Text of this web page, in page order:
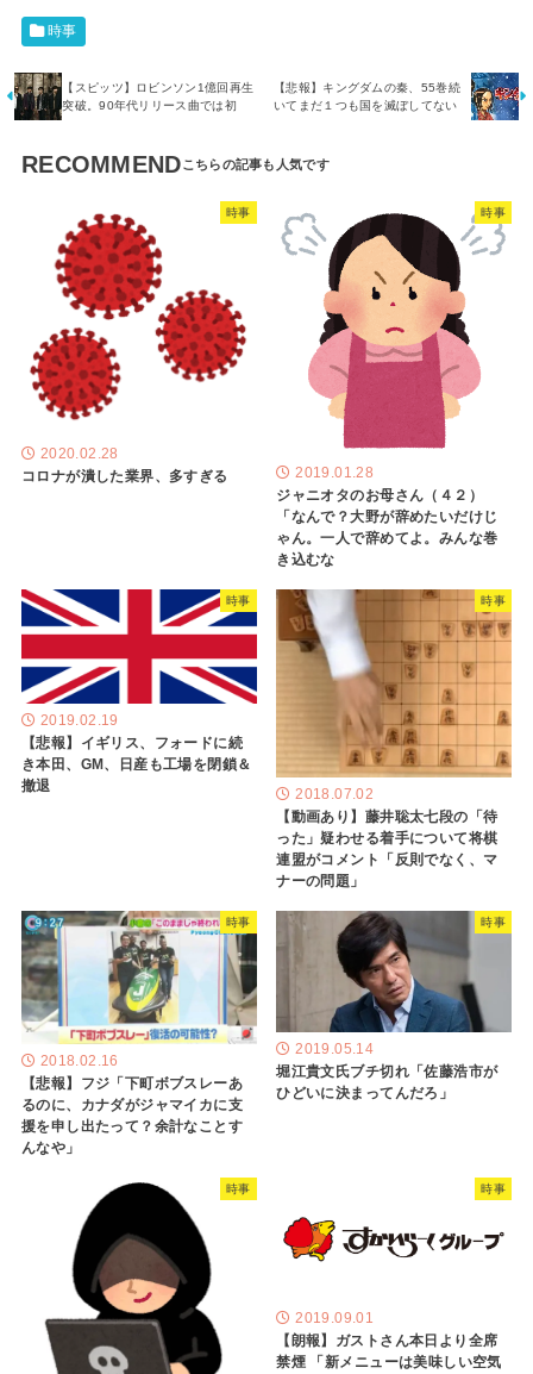
時事
【スピッツ】ロビンソン1億回再生
突破。90年代リリース曲では初
【悲報】キングダムの秦、55巻続
いてまだ１つも国を滅ぼしてない
RECOMMEND
時事
2020.02.28
コロナが潰した業界、多すぎる
時事
2019.01.28
ジャニオタのお母さん（４２）
「なんで？大野が辞めたいだけじ
ゃん。一人で辞めてよ。みんな巻
き込むな
時事
2019.02.19
【悲報】イギリス、フォードに続
き本田、GM、日産も工場を閉鎖＆
撤退
時事
2018.07.02
【動画あり】藤井聡太七段の「待
った」疑わせる着手について将棋
連盟がコメント「反則でなく、マ
ナーの問題」
時事
2018.02.16
【悲報】フジ「下町ボブスレーあ
るのに、カナダがジャマイカに支
援を申し出たって？余計なことす
んなや」
時事
2019.05.14
堀江貴文氏ブチ切れ「佐藤浩市が
ひどいに決まってんだろ」
時事 時事
2019.09.01
【朗報】ガストさん本日より全席
禁煙 「新メニューは美味しい空気